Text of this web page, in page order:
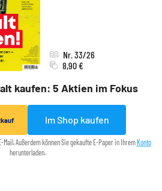
kaufen: 5 Aktien im Fokus
Nr. 33/26
8,90 €
Im Shop kaufen
Außerdem können Sie gekaufte E-Paper in Ihrem Konto
herunterladen.